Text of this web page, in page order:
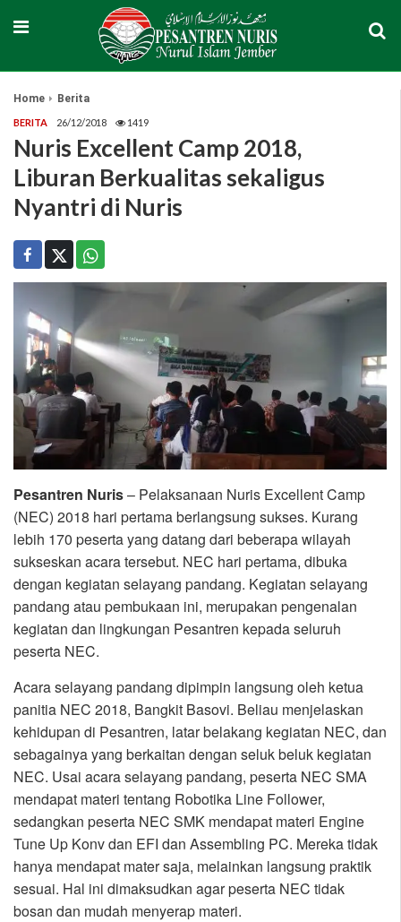
Home Berita
BERITA 26/12/2018 1419
Nuris Excellent Camp 2018,
Liburan Berkualitas sekaligus
Nyantri di Nuris
Pesantren Nuris– Pelaksanaan Nuris Excellent Camp
(NEC) 2018 hari pertama berlangsung sukses. Kurang
lebih 170 peserta yang datang dari beberapa wilayah
sukseskan acara tersebut. NEC hari pertama, dibuka
dengan kegiatan selayang pandang. Kegiatan selayang
pandang atau pembukaan ini, merupakan pengenalan
kegiatan dan lingkungan Pesantren kepada seluruh
peserta NEC.
Acara selayang pandang dipimpin langsung oleh ketua
panitia NEC 2018, Bangkit Basovi. Beliau menjelaskan
kehidupan di Pesantren, latar belakang kegiatan NEC, dan
sebagainya yang berkaitan dengan seluk beluk kegiatan
NEC. Usai acara selayang pandang, peserta NEC SMA
mendapat materi tentang Robotika Line Follower,
sedangkan peserta NEC SMK mendapat materi Engine
Tune Up Konv dan EFI dan Assembling PC. Mereka tidak
hanya mendapat mater saja, melainkan langsung praktik
sesuai. Hal ini dimaksudkan agar peserta NEC tidak
bosan dan mudah menyerap materi.